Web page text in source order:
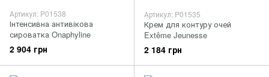
Артикул: P01538
Інтенсивна антивікова
сироватка Onaphyline
2 904 грн
Артикул: P01535
Крем для контуру очей
Extême Jeunesse
2 184 грн